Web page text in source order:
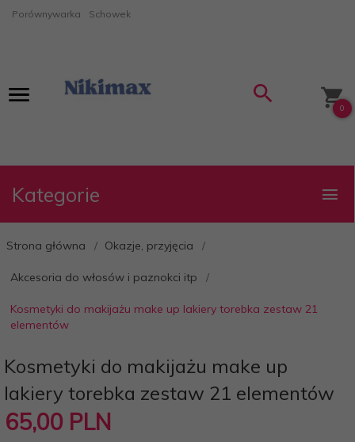
Porównywarka Schowek
0
Kategorie
Strona główna Okazje, przyjęcia
Akcesoria do włosów i paznokci itp
Kosmetyki do makijażu make up lakiery torebka zestaw 21
elementów
Kosmetyki do makijażu make up
lakiery torebka zestaw 21 elementów
65,00 PLN